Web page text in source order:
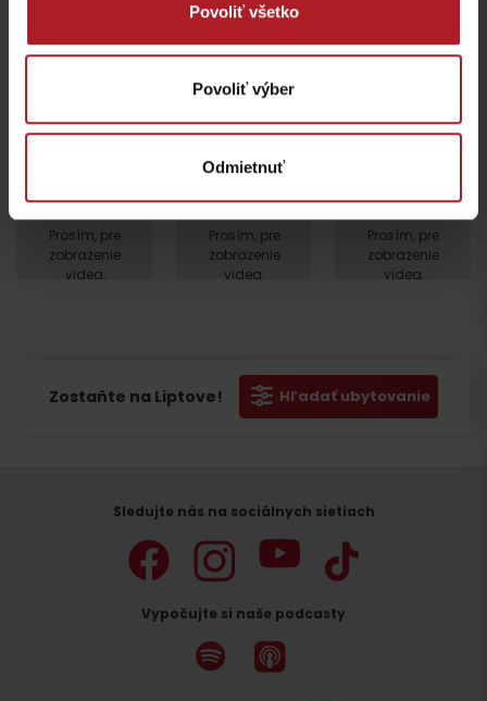
Povoliť všetko
Povoliť výber
Odmietnuť
Prosím, pre
zobrazenie
videa,
Prosím, pre
zobrazenie
videa,
Prosím, pre
zobrazenie
videa,
Zostaňte na Liptove! Hľadať ubytovanie
Odchod
Sledujte nás na sociálnych sietiach
Vypočujte si naše podcasty